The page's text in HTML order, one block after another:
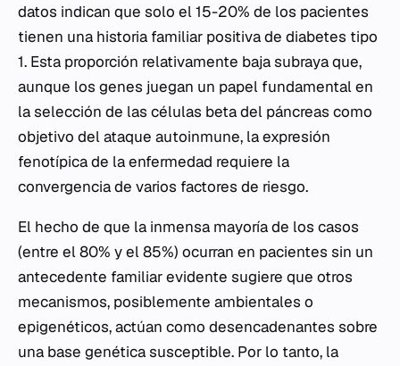
datos indican que solo el 15-20% de los pacientes
tienen una historia familiar positiva de diabetes tipo
1. Esta proporción relativamente baja subraya que,
aunque los genes juegan un papel fundamental en
la selección de las células beta del páncreas como
objetivo del ataque autoinmune, la expresión
fenotípica de la enfermedad requiere la
convergencia de varios factores de riesgo.
El hecho de que la inmensa mayoría de los casos
(entre el 80% y el 85%) ocurran en pacientes sin un
antecedente familiar evidente sugiere que otros
mecanismos, posiblemente ambientales o
epigenéticos, actúan como desencadenantes sobre
una base genética susceptible. Por lo tanto, la